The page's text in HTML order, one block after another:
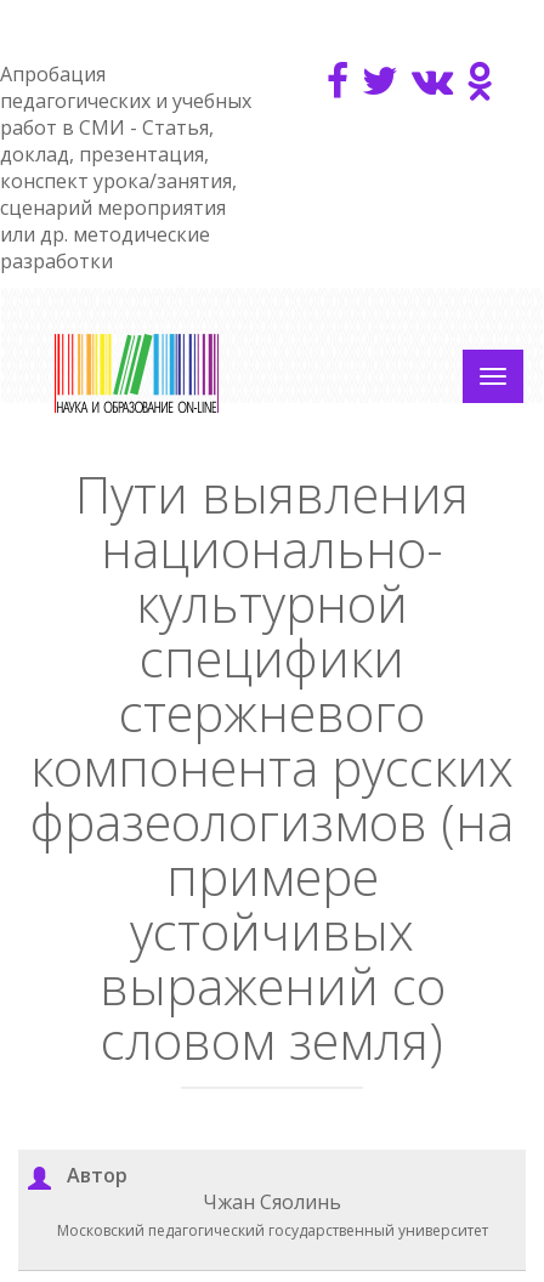
Апробация
педагогических и учебных
работ в СМИ - Статья,
доклад, презентация,
конспект урока/занятия,
сценарий мероприятия
или др. методические
разработки
Пути выявления
национально-
культурной
специфики
стержневого
компонента русских
фразеологизмов (на
примере
устойчивых
выражений со
словом земля)
Автор
Чжан Сяолинь
Московский педагогический государственный университет